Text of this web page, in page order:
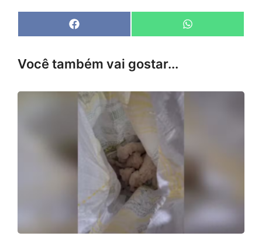
Share
on
F
a
e
b
k
Share
on
W
h
Você também vai gostar...